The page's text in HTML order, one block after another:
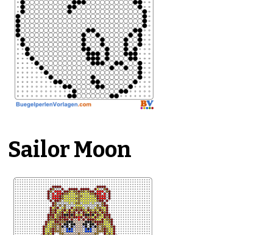
Sailor Moon